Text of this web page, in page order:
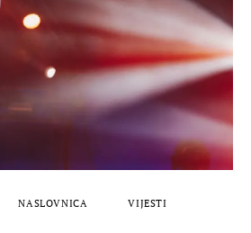
NASLOVNICA VIJESTI